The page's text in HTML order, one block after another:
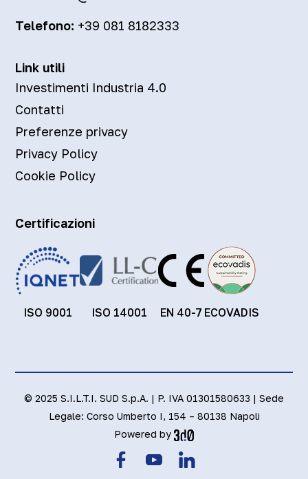
Telefono: +39 081 8182333
Link utili
Investimenti Industria 4.0
Contatti
Preferenze privacy
Privacy Policy
Cookie Policy
Certificazioni
ISO 9001 ISO 14001 EN 40-7 ECOVADIS
© 2025 S.I.L.T.I. SUD S.p.A. | P. IVA 01301580633 | Sede
Legale: Corso Umberto I, 154 – 80138 Napoli
Powered by